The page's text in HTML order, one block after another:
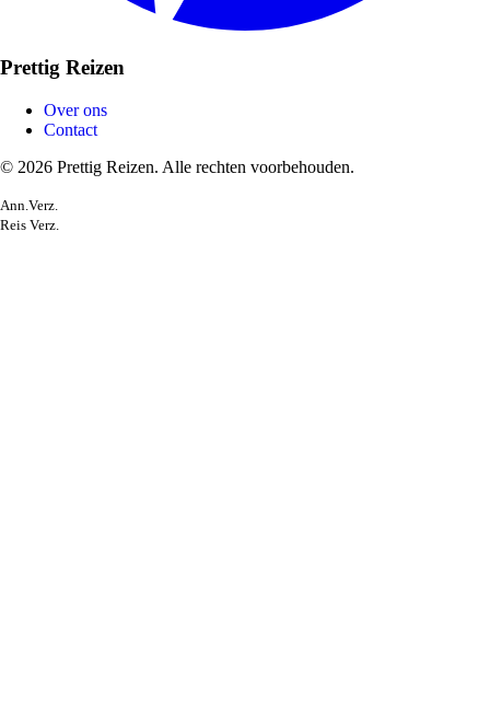
Prettig Reizen
Over ons
Contact
© 2026 Prettig Reizen. Alle rechten voorbehouden.
Ann.Verz.
Reis Verz.